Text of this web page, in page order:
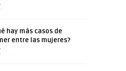
hay más casos de
entre las mujeres?